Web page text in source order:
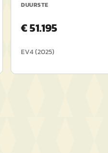
DUURSTE
€51.195
EV4(2025)